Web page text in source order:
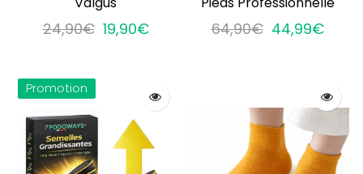
24,90€ 19,90€ 64,90€ 44,99€
Promotion